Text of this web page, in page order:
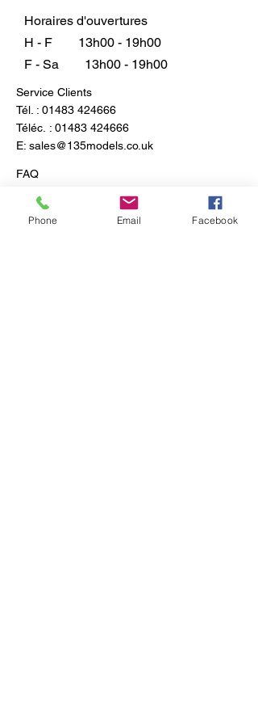
à détourner le regard de la fenêtre
du cockpit. Le C-130J devient
nombreux pays de l'OTAN, y
compris l'Italie.
Horaires d'ouvertures
H - F
13h00 - 19h00
F - Sa
13h00 - 19h00
Service Clients
Tél. : 01483 424666
Téléc. : 01483 424666
E: sales@135models.co.uk
FAQ
Politique du magasin
Phone Email Facebook